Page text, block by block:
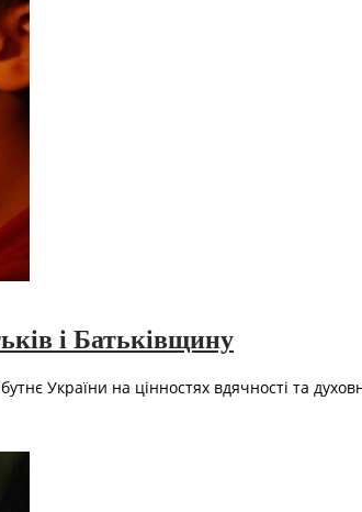
і Батьківщину
України на цінностях вдячності та